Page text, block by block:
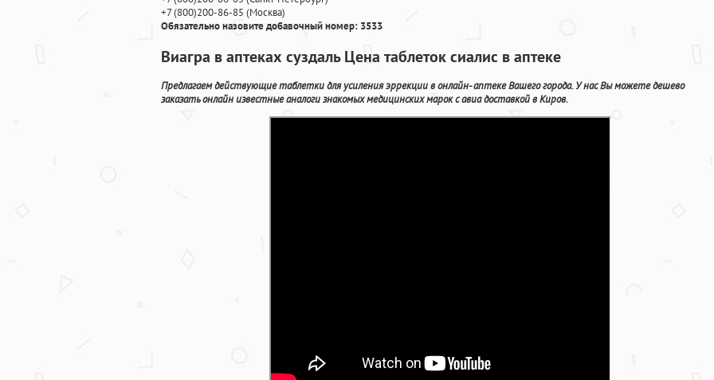
+7(800)200-86-85 (Москва)
Обязательно назовите добавочный номер: 3533
Виагра в аптеках суздаль Цена таблеток сиалис в аптеке
Предлагаем действующие таблетки для усиления эррекции в онлайн- аптеке Вашего города. У нас Вы можете дешево
заказать онлайн известные аналоги знакомых медицинских марок с авиа доставкой в Киров.